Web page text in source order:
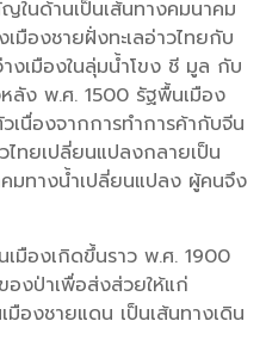
ในด้านเป็นเส้นทางคมนาคม
มืองชายฝั่งทะเลอ่าวไทยกับ
งเมืองในลุ่มน้ำโขง ชี มูล กับ
ลัง พ.ศ. 1500 รัฐพื้นเมือง
นื่องจากการทำการค้ากับจีน
ไทยเปลี่ยนแปลงกลายเป็น
มทางน้ำเปลี่ยนแปลง ผู้คนจึง
มืองเกิดขึ้นราว พ.ศ. 1900
องป่าเพื่อส่งส่วยให้แก่
องชายแดน เป็นเส้นทางเดิน